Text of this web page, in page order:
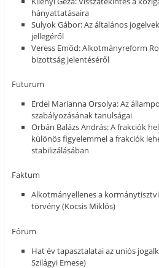
hányattatásaira
Sulyok Gábor: Az általános
jellegéről
Veress Emőd: Alkotmányreform
bizottság jelentéséről
Futurum
Erdei Marianna Orsolya: Az
szabályozásának tanulságai
Orbán Balázs András: A frakciók
különös figyelemmel a frakciók
stabilizálásában
Faktum
Alkotmányellenes a
törvény (Kocsis Miklós)
Fórum
Hat év tapasztalatai az uniós
Szilágyi Emese)